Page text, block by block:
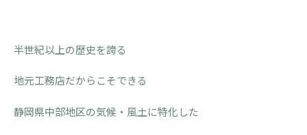
半世紀以上の歴史を誇る
地元工務店だからこそできる
静岡県中部地区の気候・風土に特化した